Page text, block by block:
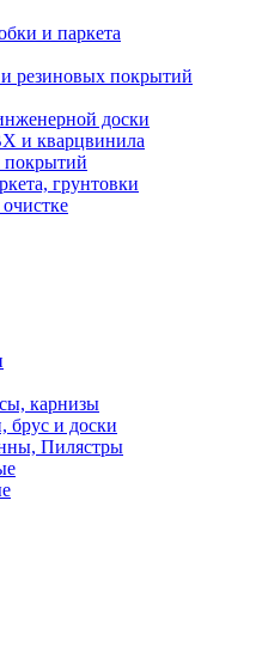
и паркета
резиновых покрытий
доски
и кварцвинила
покрытий
грунтовки
карнизы
брус и доски
Пилястры